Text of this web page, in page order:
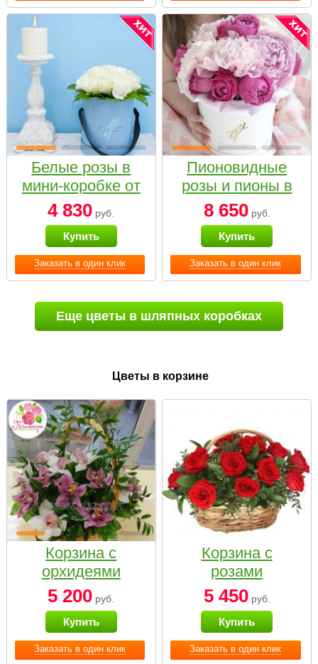
Заказать в один клик
Белые розы в
мини-коробке от
Bella Fiori
4 830 руб.
Купить
Заказать в один клик
Пионовидные
розы и пионы в
белой коробке
Small
8 650руб.
Купить
Еще цветы в шляпных коробках
Цветы в корзине
Заказать в один клик
Корзина с
орхидеями
малая
5 200 руб.
Купить
Заказать в один клик
Корзина с
розами
«Красный
Париж»
5 450руб.
Купить